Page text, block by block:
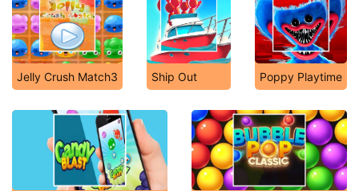
Jelly Crush Match3 Ship Out Poppy Playtime